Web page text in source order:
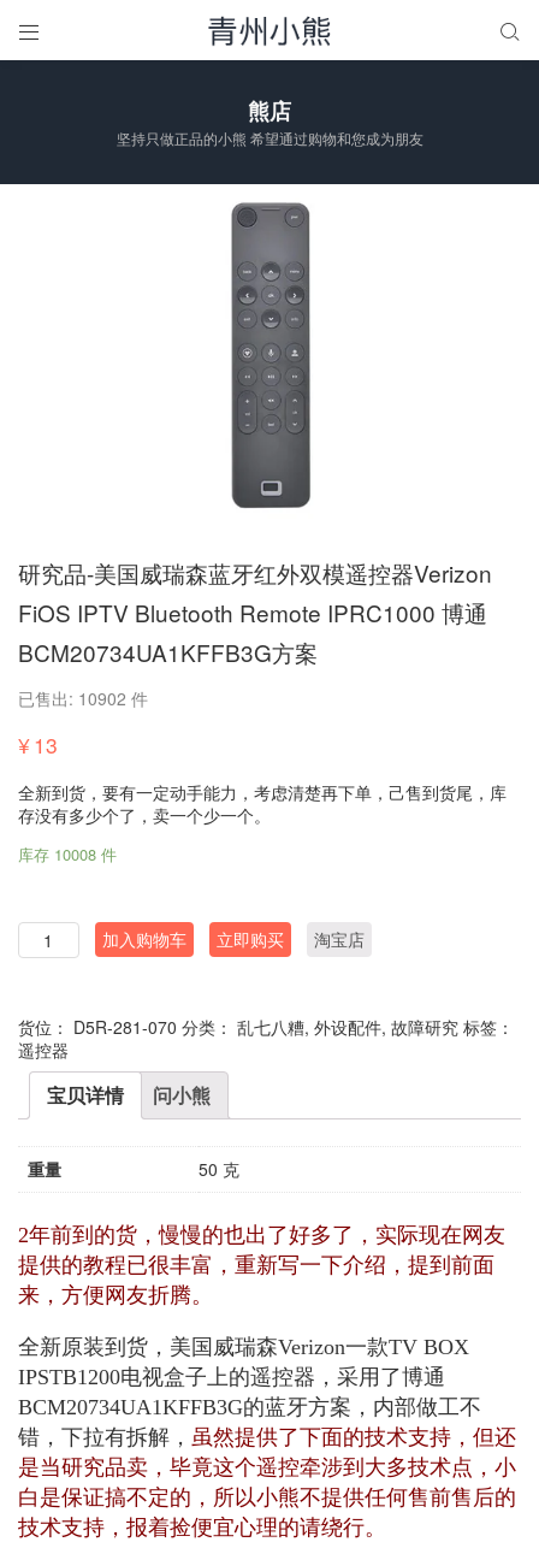
 
熊店
坚持只做正品的小熊 希望通过购物和您成为朋友
研究品-美国威瑞森蓝牙红外双模遥控器Verizon
FiOS IPTV Bluetooth Remote IPRC1000 博通
BCM20734UA1KFFB3G方案
已售出: 10902 件
¥13
全新到货，要有一定动手能力，考虑清楚再下单，己售到货尾，库
存没有多少个了，卖一个少一个。
库存 10008 件
数
量
加入购物车 立即购买 淘宝店
货位： D5R-281-070 分类： 乱七八糟, 外设配件, 故障研究 标签：
遥控器
宝贝详情 问小熊
重量 50 克
2年前到的货，慢慢的也出了好多了，实际现在网友
提供的教程已很丰富，重新写一下介绍，提到前面
来，方便网友折腾。
全新原装到货，美国威瑞森Verizon一款TV BOX
IPSTB1200电视盒子上的遥控器，采用了博通
BCM20734UA1KFFB3G的蓝牙方案，内部做工不
错，下拉有拆解， 虽然提供了下面的技术支持，但还
是当研究品卖，毕竟这个遥控牵涉到大多技术点，小
白是保证搞不定的，所以小熊不提供任何售前售后的
技术支持，报着捡便宜心理的请绕行。